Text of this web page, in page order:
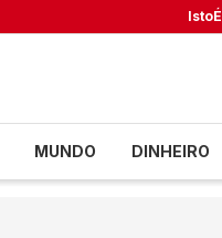
IstoÉ
MUNDO DINHEIRO